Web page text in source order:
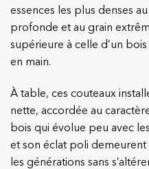
essences les plus denses
profonde et au grain
supérieure à celle d’un
en main.
À table, ces couteaux
nette, accordée au
bois qui évolue peu avec
et son éclat poli
les générations sans